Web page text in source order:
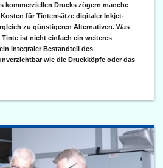
kommerziellen Drucks zögern manche
für Tintensätze digitaler Inkjet-
zu günstigeren Alternativen. Was
ist nicht einfach ein weiteres
integraler Bestandteil des
wie die Druckköpfe oder das